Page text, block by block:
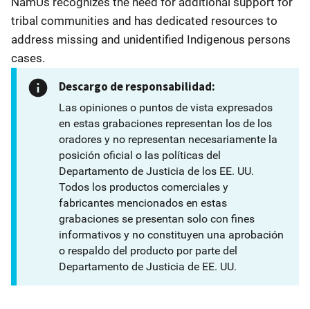
tribal communities and has dedicated resources to
address missing and unidentified Indigenous persons
cases.
Descargo de responsabilidad:
Las opiniones o puntos de vista expresados
en estas grabaciones representan los de los
oradores y no representan necesariamente la
posición oficial o las políticas del
Departamento de Justicia de los EE. UU.
Todos los productos comerciales y
fabricantes mencionados en estas
grabaciones se presentan solo con fines
informativos y no constituyen una aprobación
o respaldo del producto por parte del
Departamento de Justicia de EE. UU.